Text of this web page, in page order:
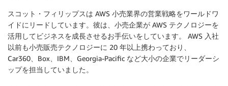
スコット・フィリップスは AWS 小売業界の営業戦略をワールドワ
イドにリードしています。彼は、小売企業が AWS テクノロジーを
活用してビジネスを成長させるお手伝いをしています。 AWS 入社
以前も小売販売テクノロジーに 20 年以上携わっており、
Car360、Box、IBM、Georgia-Pacific など大小の企業でリーダーシ
ップを担当していました。